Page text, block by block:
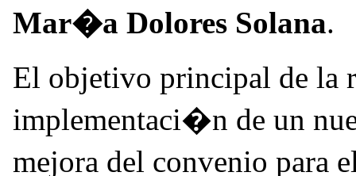
Mar�a Dolores Solana.
El objetivo principal de la
implementaci�n de un
mejora del convenio para